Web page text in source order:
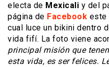
electa de Mexicali y del
página de Facebook este
cual luce un bikini dentro
vida fifí. La foto viene
principal misión que
esta vida, es ser felices.